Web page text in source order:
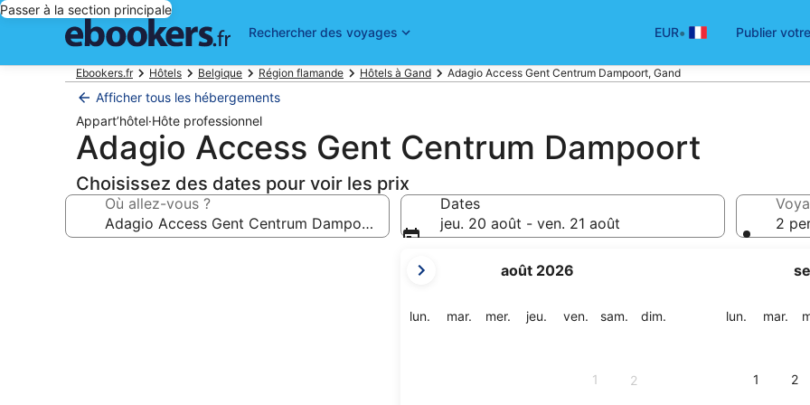
Passer à la section principale
Rechercher des voyages
EUR• Publier
Ebookers.fr Hôtels Belgique Région flamande Hôtels à Gand Adagio Access Gent Centrum Dampoort, Gand
Afficher tous les hébergements
Appart’hôtel·Hôte professionnel
Adagio Access Gent Centrum Dampoort
Choisissez des dates pour voir les prix
Où allez-vous ?
Dates
jeu. 20 août - ven. 21 août
mois
sont
août 2026
lun. lundimar. mardi
mer. mercredi
jeu. jeudiven. vendredi
sam. samedi
dim.
1 2
lun. lundimar.
1 2
2